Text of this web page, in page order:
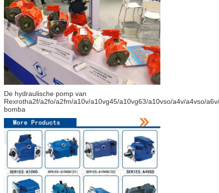
De hydraulische pomp van
Rexrotha2f/a2fo/a2fm/a10v/a10vg45/a10vg63/a10vso/a4v/a4vso/
bomba